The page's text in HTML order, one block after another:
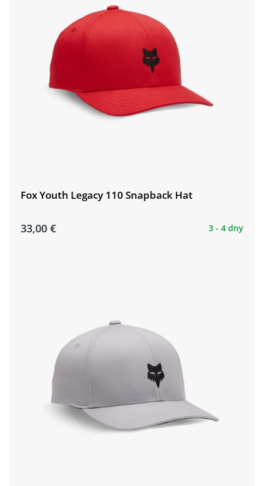
Fox Youth Legacy 110 Snapback Hat
33,00 € 3 - 4 dny